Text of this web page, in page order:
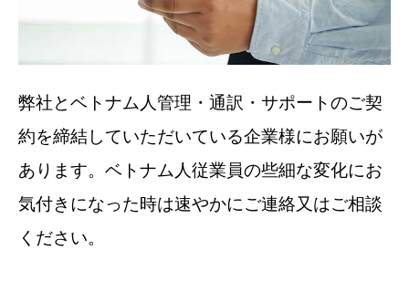
弊社とベトナム人管理・通訳・サポートのご契
約を締結していただいている企業様にお願いが
あります。ベトナム人従業員の些細な変化にお
気付きになった時は速やかにご連絡又はご相談
ください。